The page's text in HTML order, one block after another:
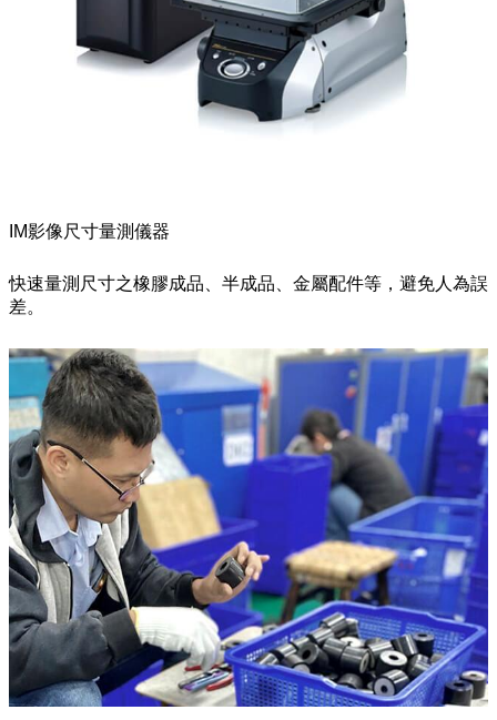
IM影像尺寸量測儀器
快速量測尺寸之橡膠成品、半成品、金屬配件等，避免人為誤
差。